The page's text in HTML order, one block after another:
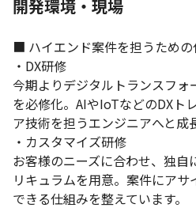
開発環境・現場
■ ハイエンド案件を担うための
・DX研修
今期よりデジタルトランスフ
を必修化。AIやIoTなどのDXト
ア技術を担うエンジニアへと成
・カスタマイズ研修
お客様のニーズに合わせ、独自
リキュラムを用意。案件にア
できる仕組みを整えています。